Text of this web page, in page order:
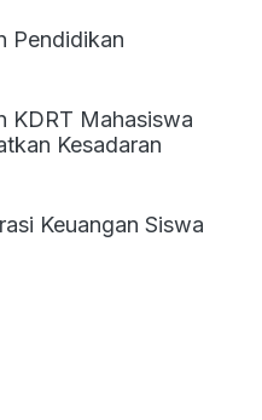
Pendidikan
KDRT Mahasiswa
Kesadaran
Keuangan Siswa